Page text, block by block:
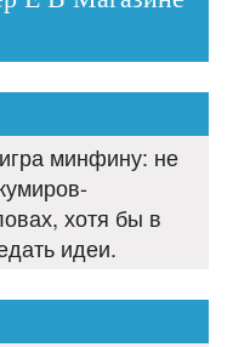
минфину: не
хотя бы в
идеи.